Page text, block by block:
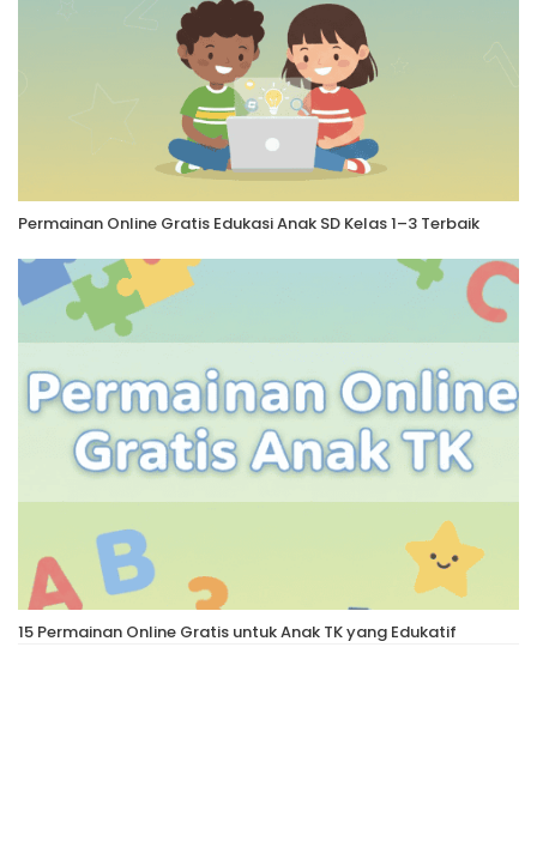
Permainan Online Gratis Edukasi Anak SD Kelas 1–3 Terbaik
15 Permainan Online Gratis untuk Anak TK yang Edukatif